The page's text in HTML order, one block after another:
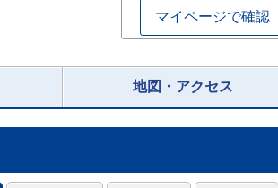
マイページで確認
地図・アクセス